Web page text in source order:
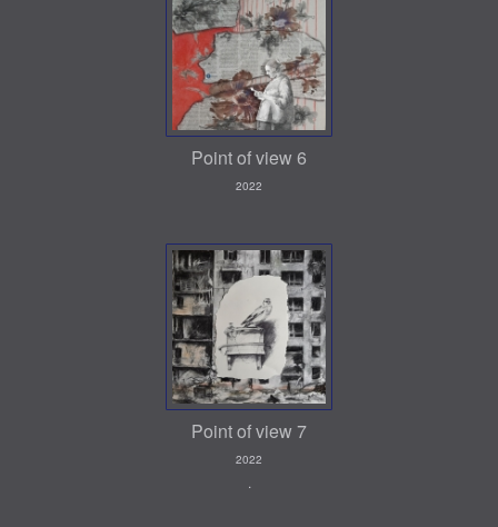
Point of view 6
2022
Point of view 7
2022
.